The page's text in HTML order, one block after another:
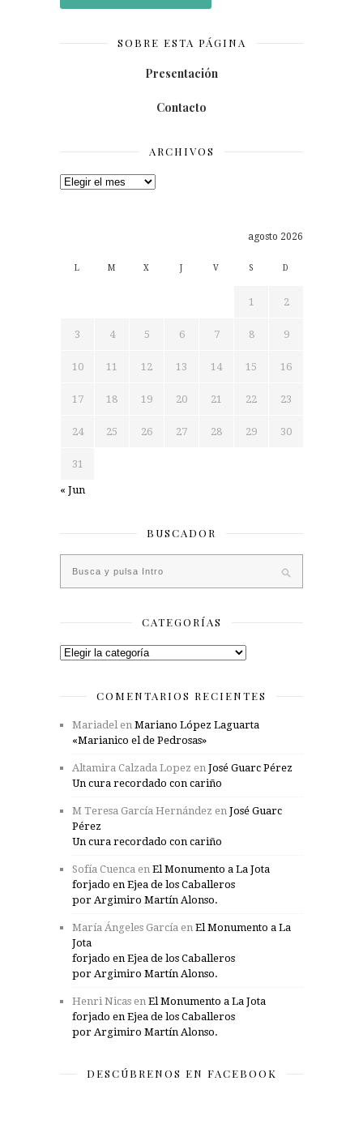
SOBRE ESTA PÁGINA
Presentación
Contacto
ARCHIVOS
Archivos
agosto 2026
L M X V S D
1 2
3 4 5 6 7 8 9
10 11 12 13 14 15 16
17 18 19 20 21 22 23
24 25 26 27 28 29 30
31
« Jun
BUSCADOR
CATEGORÍAS
Categorías
COMENTARIOS RECIENTES
Mariadelen Mariano López Laguarta
«Marianico el de Pedrosas»
Altamira Calzada Lopez en José Guarc Pérez
Un cura recordado con cariño
M Teresa García Hernández en José Guarc
Pérez
Un cura recordado con cariño
Sofía Cuenca en El Monumento a La Jota
forjado en Ejea de los Caballeros
por Argimiro Martín Alonso.
María Ángeles García en El Monumento a La
Jota
forjado en Ejea de los Caballeros
por Argimiro Martín Alonso.
Henri Nicas en El Monumento a La Jota
forjado en Ejea de los Caballeros
por Argimiro Martín Alonso.
DESCÚBRENOS EN FACEBOOK